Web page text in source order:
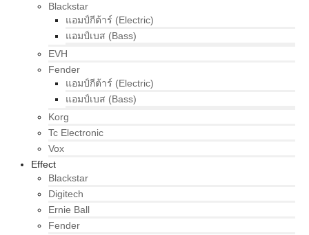
Blackstar
แอมป์กีต้าร์ (Electric)
แอมป์เบส (Bass)
EVH
Fender
แอมป์กีต้าร์ (Electric)
แอมป์เบส (Bass)
Korg
Tc Electronic
Vox
Effect
Blackstar
Digitech
Ernie Ball
Fender